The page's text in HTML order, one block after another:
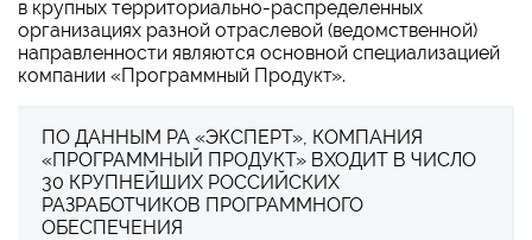
в крупных территориально-распределенных
организациях разной отраслевой (ведомственной)
направленности являются основной специализацией
компании «Программный Продукт».
ПО ДАННЫМ РА «ЭКСПЕРТ», КОМПАНИЯ
«ПРОГРАММНЫЙ ПРОДУКТ» ВХОДИТ В ЧИСЛО
30 КРУПНЕЙШИХ РОССИЙСКИХ
РАЗРАБОТЧИКОВ ПРОГРАММНОГО
ОБЕСПЕЧЕНИЯ